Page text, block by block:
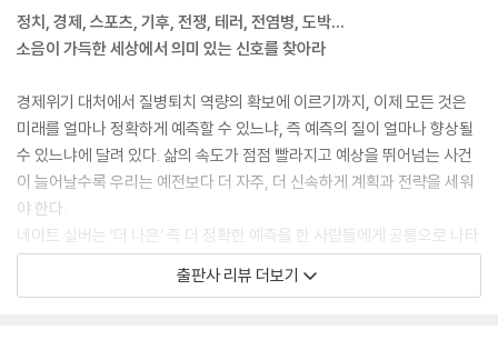
것’｜9·11테러는 ‘알려진 미지’였을까?｜엄청난 대규모 공격｜테러의 수
학: 멱법칙 분포｜테러를 정의하고 측정하다｜진도 9짜리 테러｜테러에
이스라엘의 전략｜테러리스트의 신호를 읽는 법
｜나가며｜예측은 어떻게 가능한가
확률적 사고: 베이즈주의에 익숙해지기｜출발점을 인식하고 편견을 줄여
나가라｜시도하고, 실수하라｜예측 가능성에 대한 인식
｜옮긴이의 말｜세상을 바라보는 새로운 눈
--- 개정 서문│더 나은 확률적 사고를 위한 두 가지 제안
진화에 관한 책이기도 하다. 이 책은 우리를 컴퓨터보다 똑똑하게 만들어
주는 방법과 인간이 저지르는 실수에 관한 책이다. 우리가 이 세상에 한 걸
음씩 다가가는 방법과 그 과정에서 가끔은 뒷걸음질할 수밖에 없는 이유에
관한 책이기도 하다.
이 책은 이 모든 것이 교차하는 지점에 놓여 있는 ‘예측’을 다루는 책이다.
우리가 지금보다 조금 더 통찰력을 가질 수 있어서 실수를 조금이라도 덜
할 수 있다면 얼마나 좋을까. 이 책은 이런 물음에 대한 고민이다.
--- 들어가며│신호와 소음
정치, 경제, 스포츠, 기후, 전쟁, 테러, 전염병, 도박…
소음이 가득한 세상에서 의미 있는 신호를 찾아라
경제위기 대처에서 질병퇴치 역량의 확보에 이르기까지, 이제 모든 것은
미래를 얼마나 정확하게 예측할 수 있느냐, 즉 예측의 질이 얼마나 향상될
수 있느냐에 달려 있다. 삶의 속도가 점점 빨라지고 예상을 뛰어넘는 사건
이 늘어날수록 우리는 예전보다 더 자주, 더 신속하게 계획과 전략을 세워
야 한다.
네이트 실버는 ‘더 나은’ 즉 더 정확한 예측을 한 사람들에게 공통으로 나타
나는 요소를 파악하기 위해 국립기상연구소에서 메이저리그 야구장으로,
포커판에서 주식시장으로, 국회의사당에서 NBA 경기장으로 다양한 분야
출판사 리뷰 더보기